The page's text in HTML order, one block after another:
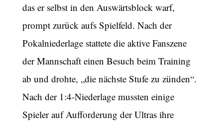
das er selbst in den Auswärtsblock warf,
prompt zurück aufs Spielfeld. Nach der
Pokalniederlage stattete die aktive Fanszene
der Mannschaft einen Besuch beim Training
ab und drohte, „die nächste Stufe zu zünden“.
Nach der 1:4-Niederlage mussten einige
Spieler auf Aufforderung der Ultras ihre